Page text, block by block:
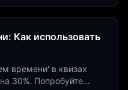
Как использовать
времени' в квизах
30%. Попробуйте